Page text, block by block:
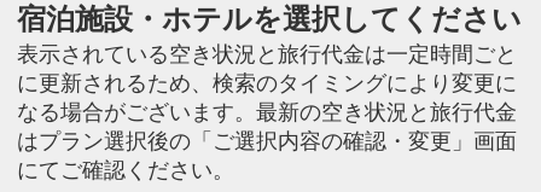
宿泊施設・ホテルを選択してください
表示されている空き状況と旅行代金は一定時間ごと
に更新されるため、検索のタイミングにより変更に
なる場合がございます。最新の空き状況と旅行代金
はプラン選択後の「ご選択内容の確認・変更」画面
にてご確認ください。